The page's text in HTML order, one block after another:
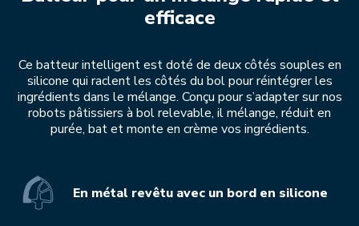
efficace
Ce batteur intelligent est doté de deux côtés souples en
silicone qui raclent les côtés du bol pour réintégrer les
ingrédients dans le mélange. Conçu pour s’adapter sur nos
robots pâtissiers à bol relevable, il mélange, réduit en
purée, bat et monte en crème vos ingrédients.
En métal revêtu avec un bord en silicone